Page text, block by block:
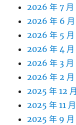
2026 年 7 月
2026 年 6 月
2026 年 5 月
2026 年 4 月
2026 年 3 月
2026 年 2 月
2025 年 12 月
2025 年 11 月
2025 年 9 月